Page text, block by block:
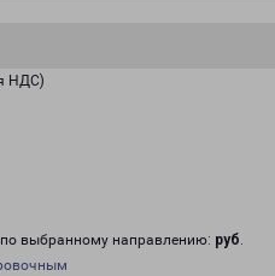
НДС)
выбранному направлению: руб.